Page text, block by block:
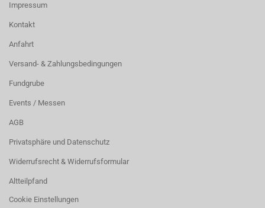
Impressum
Kontakt
Anfahrt
Versand- & Zahlungsbedingungen
Fundgrube
Events / Messen
AGB
Privatsphäre und Datenschutz
Widerrufsrecht & Widerrufsformular
Altteilpfand
Cookie Einstellungen